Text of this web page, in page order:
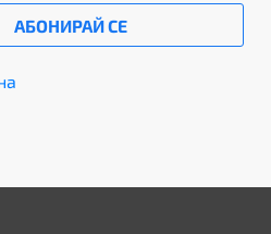
АБОНИРАЙ СЕ